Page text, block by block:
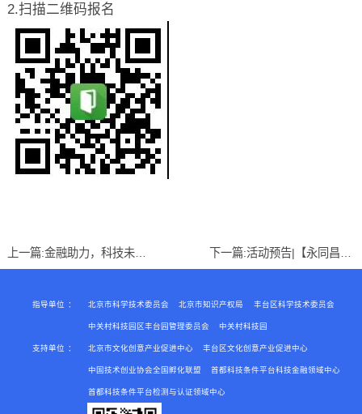
2.扫描二维码报名
上一篇: 金融助力，科技未来——丰台新动能·永同昌科技专场路演 下一篇:
指导单位 ： 北京市科学技术委员会 北京市知识产权局 丰台区科学技术委员会
中关村科技园区丰台园管理委员会 中关村科技园
支持单位 ： 北京市文化创意产业促进中心 丰台区文化创意产业促进中心
中国技术创业协会全国孵化联盟 首都科技条件平台科技金融领域中心
首都科技条件平台检测与认证领域中心